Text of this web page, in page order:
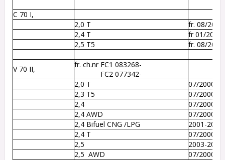
C 70 I,
2,0 T
fr. 08/
2,4 T
fr 01/2003-
2,5 T5
fr. 08/
V 70 II,
fr. ch.nr FC1 083268-
FC2 077342-
2,0 T
07/2000-
2,3 T5
07/2000-
2,4
07/2000-
2,4 AWD
07/2000-
2,4 Bifuel CNG /LPG
2001-2008
2,4 T
07/2000-
2,5
2003-2008
2,5  AWD
07/2000-